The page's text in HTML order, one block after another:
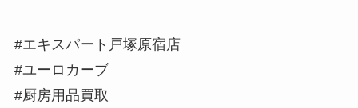
#エキスパート戸塚原宿店
#ユーロカーブ
#厨房用品買取